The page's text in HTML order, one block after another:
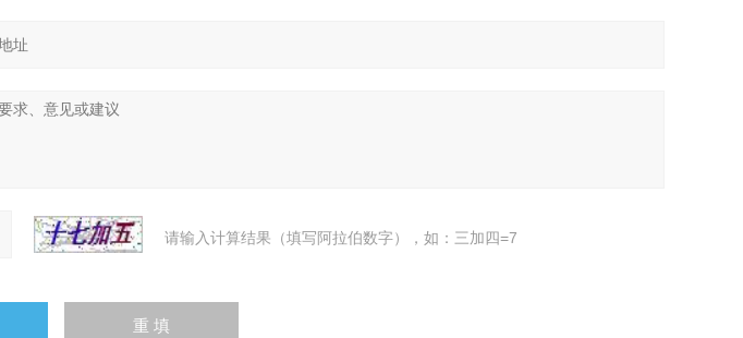
请输入计算结果（填写阿拉伯数字），如：三加四=7